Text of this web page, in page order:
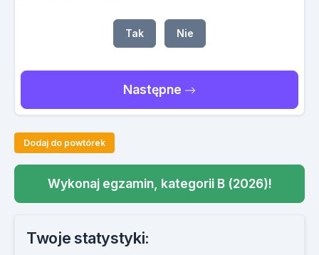
Tak Nie
Następne
Dodaj do powtórek
Wykonaj egzamin, kategorii B (2026)!
Twoje statystyki: